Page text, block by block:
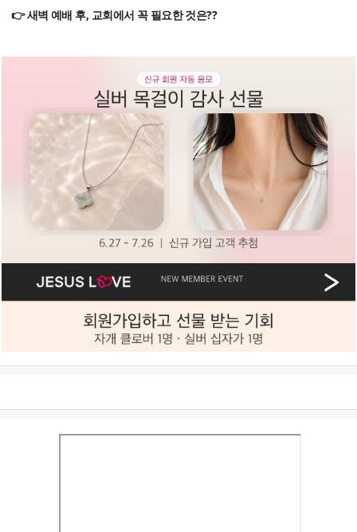
👉 새벽 예배 후, 교회에서 꼭 필요한 것은??